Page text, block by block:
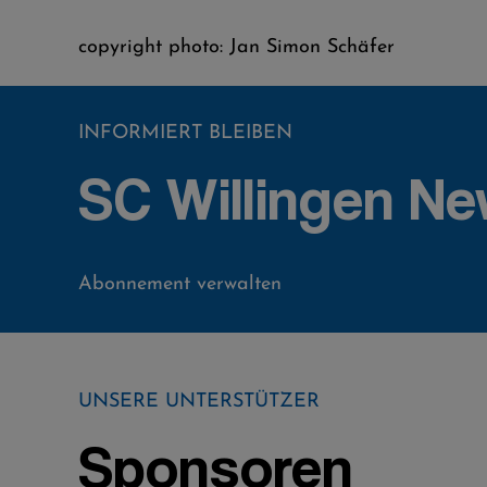
copyright photo: Jan Simon Schäfer
INFORMIERT BLEIBEN
SC Willingen
Abonnement verwalten
UNSERE UNTERSTÜTZER
Sponsoren